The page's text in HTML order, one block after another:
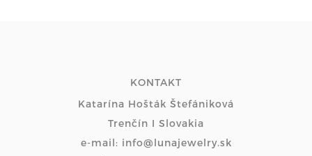
KONTAKT
Katarína Hošták Štefániková
Trenčín I Slovakia
e-mail: info@lunajewelry.sk